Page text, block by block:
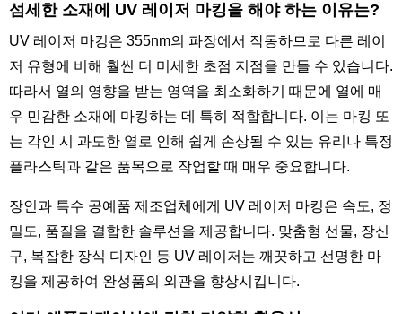
섬세한 소재에 UV 레이저 마킹을 해야 하는 이유는?
UV 레이저 마킹은 355nm의 파장에서 작동하므로 다른 레이
저 유형에 비해 훨씬 더 미세한 초점 지점을 만들 수 있습니다.
따라서 열의 영향을 받는 영역을 최소화하기 때문에 열에 매
우 민감한 소재에 마킹하는 데 특히 적합합니다. 이는 마킹 또
는 각인 시 과도한 열로 인해 쉽게 손상될 수 있는 유리나 특정
플라스틱과 같은 품목으로 작업할 때 매우 중요합니다.
장인과 특수 공예품 제조업체에게 UV 레이저 마킹은 속도, 정
밀도, 품질을 결합한 솔루션을 제공합니다. 맞춤형 선물, 장신
구, 복잡한 장식 디자인 등 UV 레이저는 깨끗하고 선명한 마
킹을 제공하여 완성품의 외관을 향상시킵니다.